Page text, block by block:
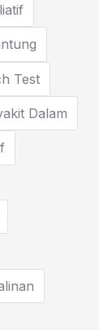
Test
Dalam